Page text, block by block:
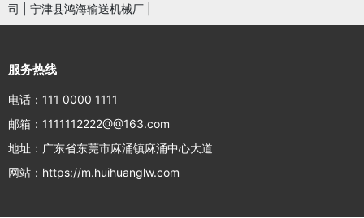
司
宁津县鸿海输送机械厂
服务热线
电话：111 0000 1111
邮箱：1111112222@@163.com
地址：广东省东莞市麻涌镇麻涌中心大道
网站：https://m.huihuanglw.com